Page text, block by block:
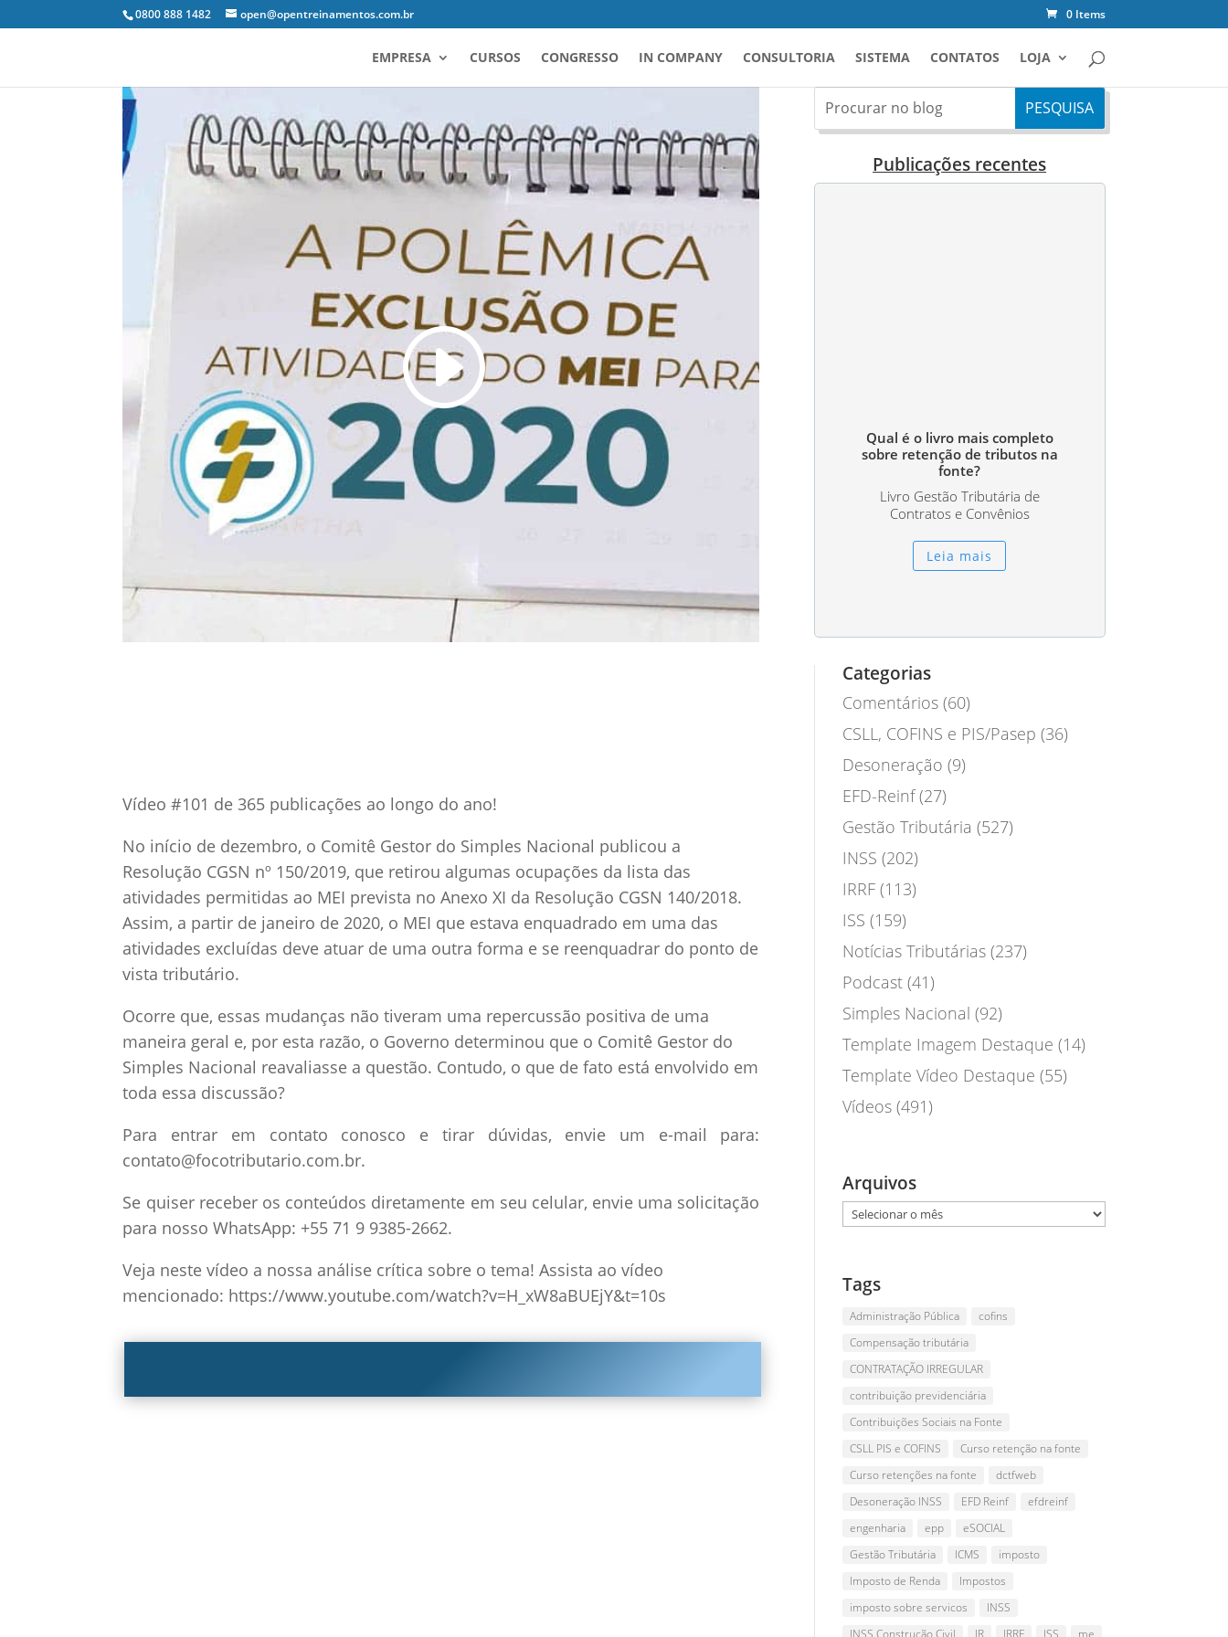
0800 888 1482 open@opentreinamentos.com.br 0 Items
EMPRESA CURSOS CONGRESSO IN COMPANY CONSULTORIA SISTEMA CONTATOS LOJA
Vídeo #101 de 365 publicações ao longo do ano!
No início de dezembro, o Comitê Gestor do Simples Nacional publicou a
Resolução CGSN nº 150/2019, que retirou algumas ocupações da lista das
atividades permitidas ao MEI prevista no Anexo XI da Resolução CGSN 140/2018.
Assim, a partir de janeiro de 2020, o MEI que estava enquadrado em uma das
atividades excluídas deve atuar de uma outra forma e se reenquadrar do ponto de
vista tributário.
Ocorre que, essas mudanças não tiveram uma repercussão positiva de uma
maneira geral e, por esta razão, o Governo determinou que o Comitê Gestor do
Simples Nacional reavaliasse a questão. Contudo, o que de fato está envolvido em
toda essa discussão?
Para entrar em contato conosco e tirar dúvidas, envie um e-mail para:
contato@focotributario.com.br.
Se quiser receber os conteúdos diretamente em seu celular, envie uma solicitação
para nosso WhatsApp: +55 71 9 9385-2662.
Veja neste vídeo a nossa análise crítica sobre o tema! Assista ao vídeo
mencionado: https://www.youtube.com/watch?v=H_xW8aBUEjY&t=10s
Publicações recentes
Qual é o livro mais completo
sobre retenção de tributos na
fonte?
Livro Gestão Tributária de
Contratos e Convênios
Leia mais
Categorias
Comentários(60)
CSLL, COFINS e PIS/Pasep (36)
Desoneração (9)
EFD-Reinf(27)
Gestão Tributária (527)
INSS (202)
IRRF(113)
ISS (159)
Notícias Tributárias(237)
Podcast(41)
Simples Nacional (92)
Template Imagem Destaque (14)
Template Vídeo Destaque (55)
Vídeos(491)
Arquivos
Arquivos
Tags
Administração Pública
cofins
Compensação tributária
CONTRATAÇÃO IRREGULAR
contribuição previdenciária
Contribuições Sociais na Fonte
CSLL PIS e COFINS
Curso retenção na fonte
Curso retenções na fonte
dctfweb
Desoneração INSS
EFD Reinf
efdreinf
engenharia
epp
eSOCIAL
Gestão Tributária
ICMS
imposto
Imposto de Renda
Impostos
imposto sobre servicos
INSS
INSS Construção Civil
IR IRRF ISS
me